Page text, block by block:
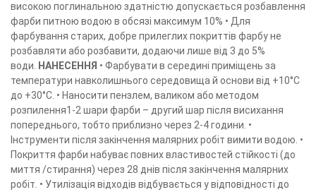
високою поглинальною здатністю допускається розбавлення
фарби питною водою в обсязі максимум 10% • Для
фарбування старих, добре прилеглих покриттів фарбу не
розбавляти або розбавити, додаючи лише від 3 до 5%
води. НАНЕСЕННЯ • Фарбувати в середині приміщень за
температури навколишнього середовища й основи від +10°C
до +30°C. • Наносити пензлем, валиком або методом
розпилення1-2 шари фарби – другий шар після висихання
попереднього, тобто приблизно через 2-4 години. •
Інструменти після закінчення малярних робіт вимити водою. •
Покриття фарби набуває повних властивостей стійкості (до
миття /стирання) через 28 днів після закінчення малярних
робіт. • Утилізація відходів відбувається у відповідності до